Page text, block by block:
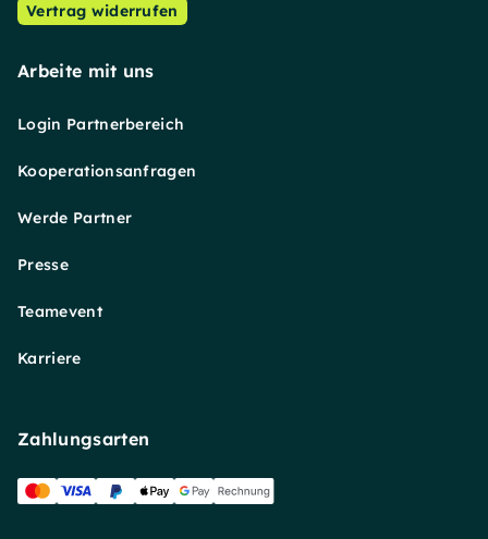
Vertrag widerrufen
Arbeite mit uns
Login Partnerbereich
Kooperationsanfragen
Werde Partner
Presse
Teamevent
Karriere
Zahlungsarten